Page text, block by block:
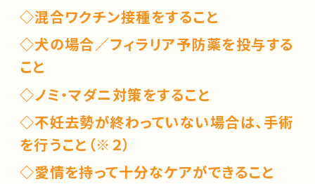
◇混合ワクチン接種をすること
◇犬の場合／フィラリア予防薬を投与する
こと
◇ノミ・マダニ対策をすること
◇不妊去勢が終わっていない場合は、手術
を行うこと（※２）
◇愛情を持って十分なケアができること